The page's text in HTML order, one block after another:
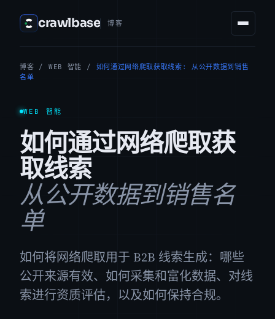
crawlbase 博客
博客 / WEB 智能 /
如何通过网络爬取获取线索: 从公开数据到销售
名单
WEB 智能
如何通过网络爬取获
取线索
从公开数据到销售名
单
如何将网络爬取用于 B2B 线索生成：哪些
公开来源有效、如何采集和富化数据、对线
索进行资质评估，以及如何保持合规。